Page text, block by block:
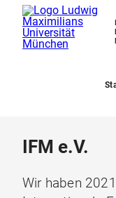
IFM e.V.
Wir haben